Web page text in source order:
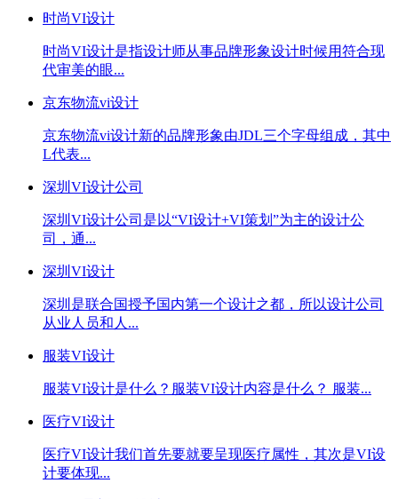
时尚VI设计
时尚VI设计是指设计师从事品牌形象设计时候用符合现
代审美的眼...
京东物流vi设计
京东物流vi设计新的品牌形象由JDL三个字母组成，其中
L代表...
深圳VI设计公司
深圳VI设计公司是以“VI设计+VI策划”为主的设计公
司，通...
深圳VI设计
深圳是联合国授予国内第一个设计之都，所以设计公司
从业人员和人...
服装VI设计
服装VI设计是什么？服装VI设计内容是什么？ 服装...
医疗VI设计
医疗VI设计我们首先要就要呈现医疗属性，其次是VI设
计要体现...